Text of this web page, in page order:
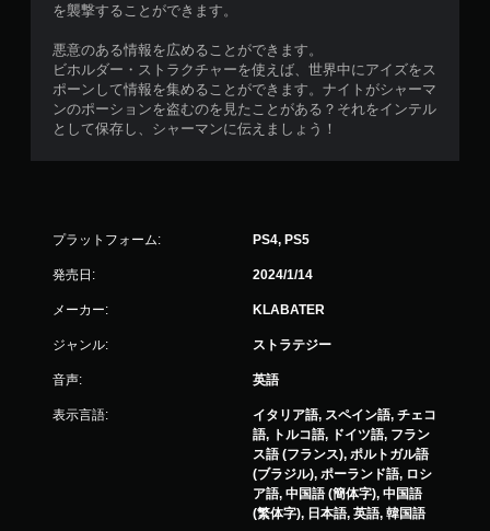
を襲撃することができます。
悪意のある情報を広めることができます。
ビホルダー・ストラクチャーを使えば、世界中にアイズをス
ポーンして情報を集めることができます。ナイトがシャーマ
ンのポーションを盗むのを見たことがある？それをインテル
として保存し、シャーマンに伝えましょう！
プラットフォーム: PS4, PS5
発売日: 2024/1/14
メーカー: KLABATER
ジャンル: ストラテジー
音声: 英語
表示言語:
イタリア語, スペイン語, チェコ
語, トルコ語, ドイツ語, フラン
ス語 (フランス), ポルトガル語
(ブラジル), ポーランド語, ロシ
ア語, 中国語 (簡体字), 中国語
(繁体字), 日本語, 英語, 韓国語